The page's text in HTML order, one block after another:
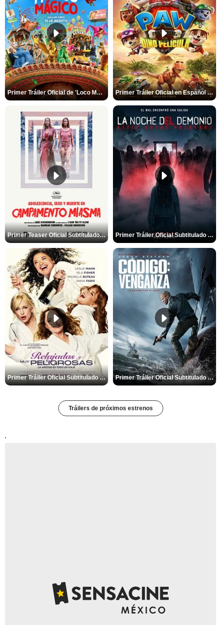
Primer Tráiler Oficial de 'Loco México Mágico' Primer Tráiler Oficial en Español de 'PAW Patrol La Dino Película'
Primer Teaser Oficial Subtitulado de 'Adolescencia, Sexo y Muerte en Campamento Miasma' Primer Tráiler Oficial Subtitulado de 'La Noche Del Demonio: Están Entre Nosotros'
Primer Tráiler Oficial Subtitulado de 'Relajadas y Muy Peligrosas' Primer Tráiler Oficial Subtitulado de 'Código: Venganza'
Tráilers de próximos estrenos
'